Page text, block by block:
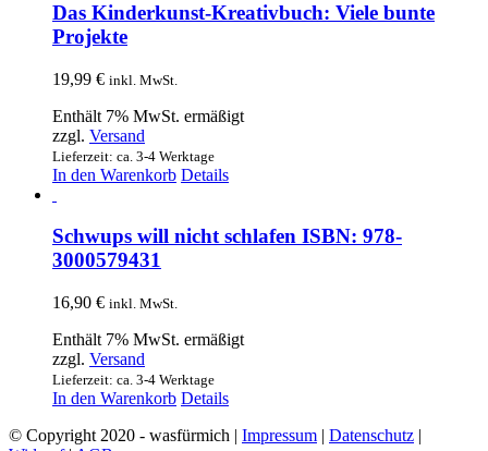
Das Kinderkunst-Kreativbuch: Viele bunte
Projekte
19,99 € inkl. MwSt.
Enthält 7% MwSt. ermäßigt
zzgl. Versand
Lieferzeit: ca. 3-4 Werktage
In den Warenkorb Details
Schwups will nicht schlafen ISBN: 978-
3000579431
16,90 € inkl. MwSt.
Enthält 7% MwSt. ermäßigt
zzgl. Versand
Lieferzeit: ca. 3-4 Werktage
In den Warenkorb Details
© Copyright 2020 - wasfürmich | Impressum | Datenschutz |